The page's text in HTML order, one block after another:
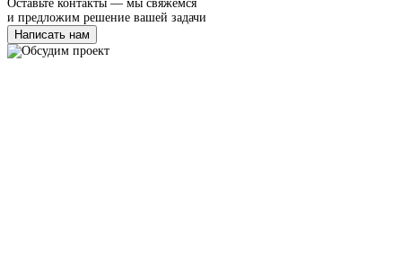
Оставьте контакты — мы свяжемся
и предложим решение вашей задачи
Написать нам